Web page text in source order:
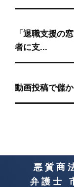
「退職支援の
者に支...
動画投稿で儲
悪質商
弁護士